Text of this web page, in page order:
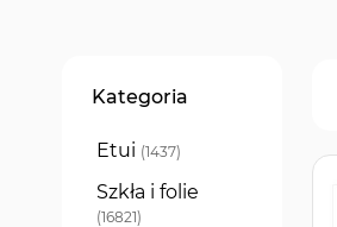
Kategoria
Etui 1437
produkty
Szkła i folie
16821
produkty